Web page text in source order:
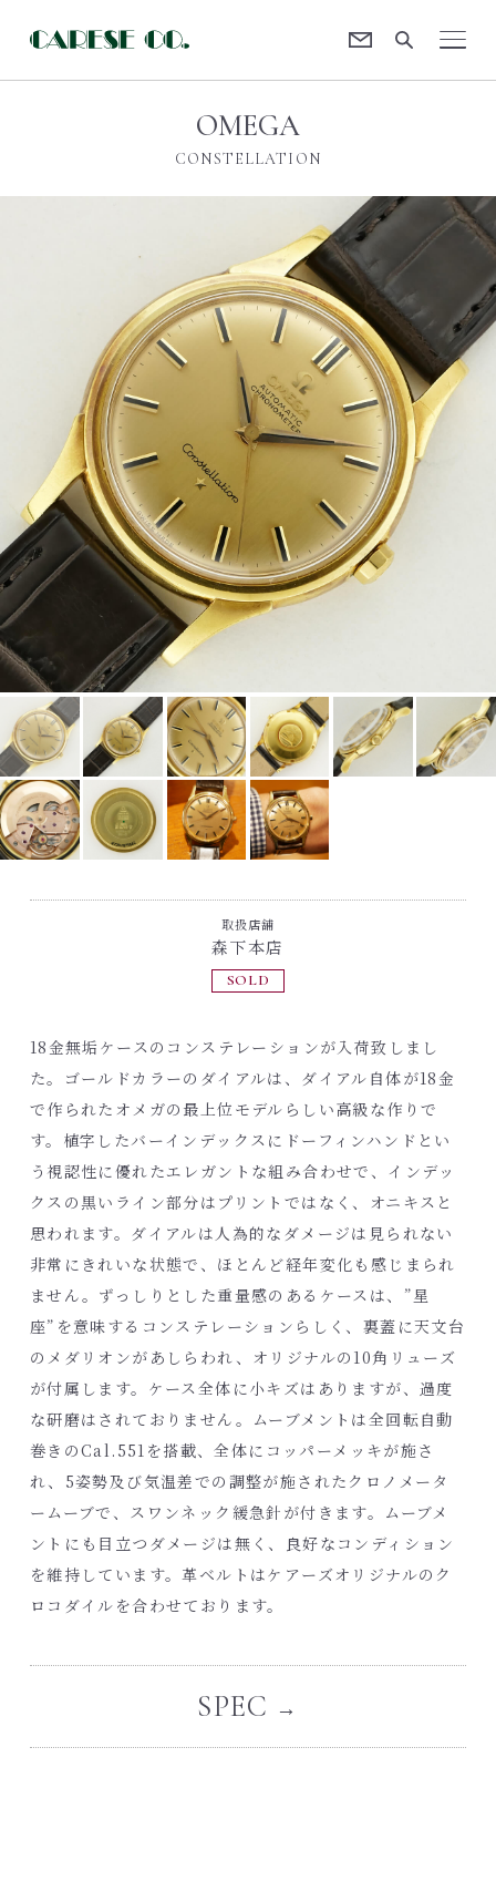
OMEGA
CONSTELLATION
取扱店舗
森下本店
SOLD
18金無垢ケースのコンステレーションが入荷致しまし
た。ゴールドカラーのダイアルは、ダイアル自体が18金
で作られたオメガの最上位モデルらしい高級な作りで
す。植字したバーインデックスにドーフィンハンドとい
う視認性に優れたエレガントな組み合わせで、インデッ
クスの黒いライン部分はプリントではなく、オニキスと
思われます。ダイアルは人為的なダメージは見られない
非常にきれいな状態で、ほとんど経年変化も感じまられ
ません。ずっしりとした重量感のあるケースは、”星
座”を意味するコンステレーションらしく、裏蓋に天文台
のメダリオンがあしらわれ、オリジナルの10角リューズ
が付属します。ケース全体に小キズはありますが、過度
な研磨はされておりません。ムーブメントは全回転自動
巻きのCal.551を搭載、全体にコッパーメッキが施さ
れ、5姿勢及び気温差での調整が施されたクロノメータ
ームーブで、スワンネック緩急針が付きます。ムーブメ
ントにも目立つダメージは無く、良好なコンディション
を維持しています。革ベルトはケアーズオリジナルのク
ロコダイル を合わせております。
SPEC